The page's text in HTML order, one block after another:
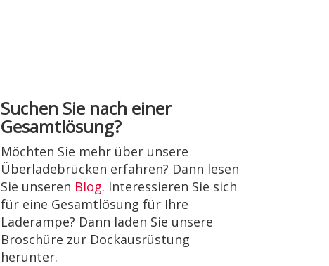
Suchen Sie nach einer
Gesamtlösung?
Möchten Sie mehr über unsere
Überladebrücken erfahren? Dann lesen
Sie unseren Blog. Interessieren Sie sich
für eine Gesamtlösung für Ihre
Laderampe? Dann laden Sie unsere
Broschüre zur Dockausrüstung
herunter.